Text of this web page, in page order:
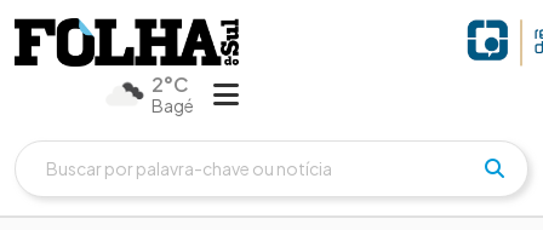
2°C
Bagé